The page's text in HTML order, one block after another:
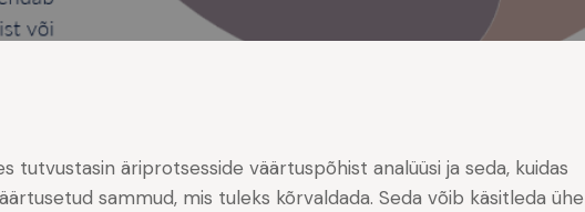
tutvustasin äriprotsesside väärtuspõhist analüüsi ja seda, kuidas
sammud, mis tuleks kõrvaldada. Seda võib käsitleda ühe